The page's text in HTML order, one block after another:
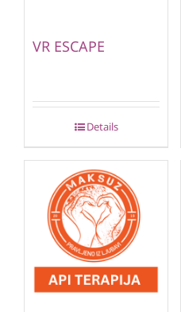
VR ESCAPE
Details